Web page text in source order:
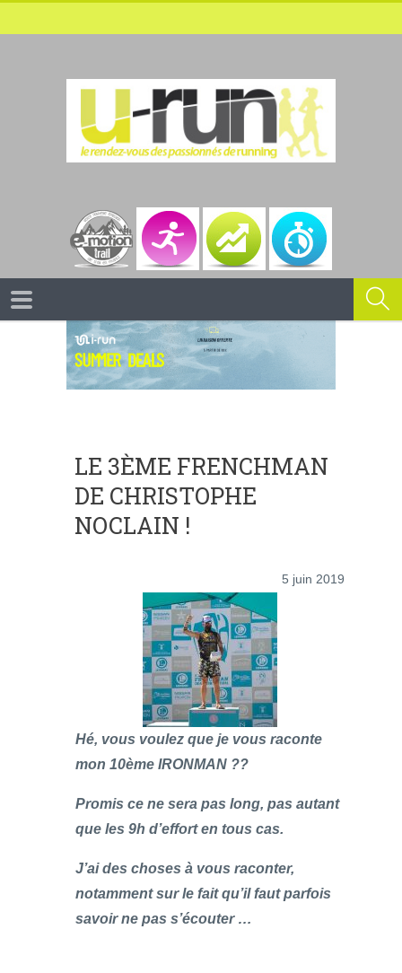
LE 3ÈME FRENCHMAN
DE CHRISTOPHE
NOCLAIN !
5 juin 2019
Hé, vous voulez que je vous raconte
mon 10ème IRONMAN ??
Promis ce ne sera pas long, pas autant
que les 9h d’effort en tous cas.
J’ai des choses à vous raconter,
notamment sur le fait qu’il faut parfois
savoir ne pas s’écouter …